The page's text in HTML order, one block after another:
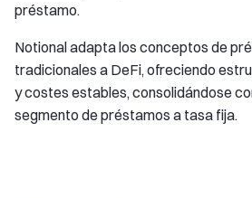
préstamo.
Notional adapta los conceptos de
tradicionales a DeFi, ofreciendo
y costes estables, consolidándose
segmento de préstamos a tasa fija.